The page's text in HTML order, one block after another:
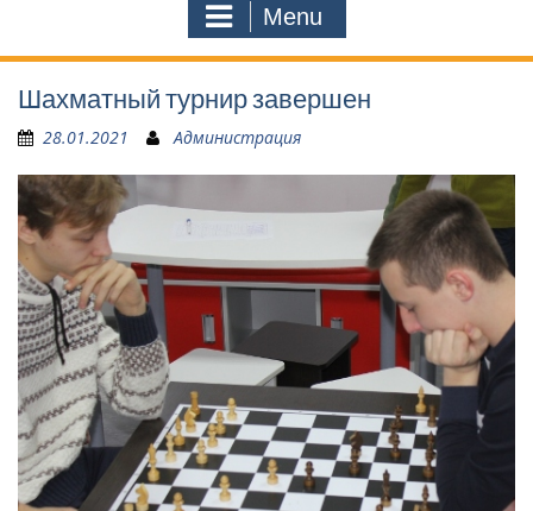
Menu
Шахматный турнир завершен
28.01.2021 Администрация